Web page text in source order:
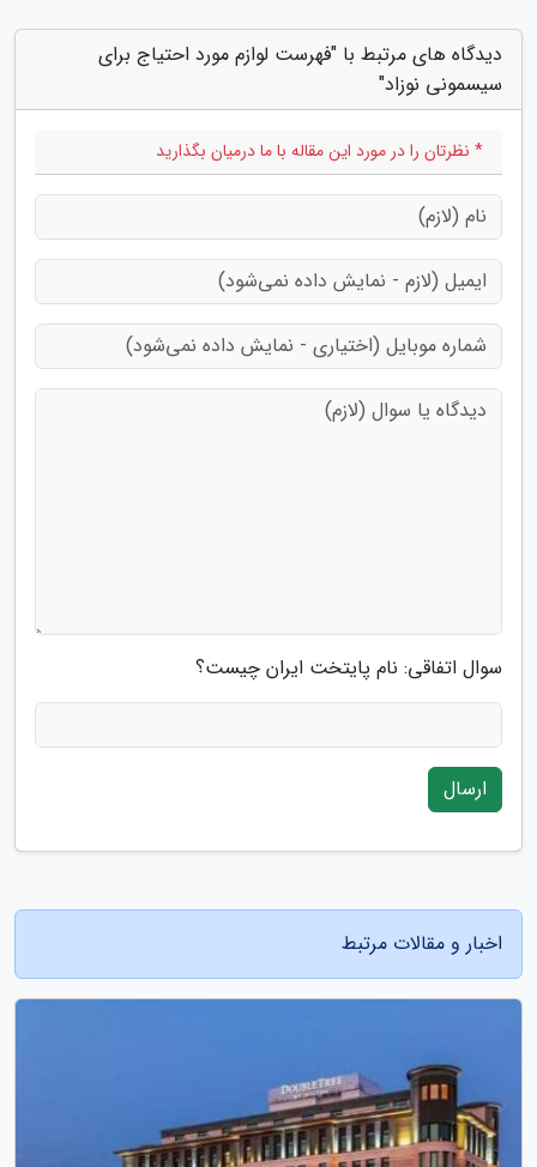
دیدگاه های مرتبط با "فهرست لوازم مورد احتیاج برای
سیسمونی نوزاد"
* نظرتان را در مورد این مقاله با ما درمیان بگذارید
سوال اتفاقی: نام پایتخت ایران چیست؟
ارسال
اخبار و مقالات مرتبط